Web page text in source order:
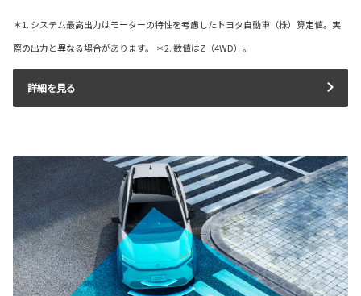
＊1. システム最高出力はモーターの特性を考慮したトヨタ自動車（株）算定値。実
際の出力と異なる場合があります。 ＊2. 数値はZ（4WD）。
詳細を見る